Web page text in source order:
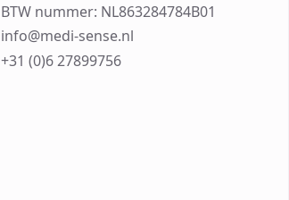
BTW nummer: NL863284784B01
info@medi-sense.nl
+31 (0)6 27899756